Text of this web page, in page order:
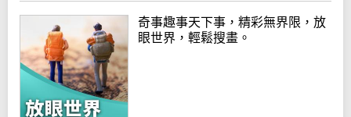
奇事趣事天下事，精彩無界限，放
眼世界，輕鬆搜畫。